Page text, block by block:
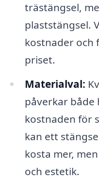
trästängsel,
plaststängsel.
kostnader och
priset.
Materialval:
påverkar både
kostnaden för
kan ett
kosta mer,
och estetik.